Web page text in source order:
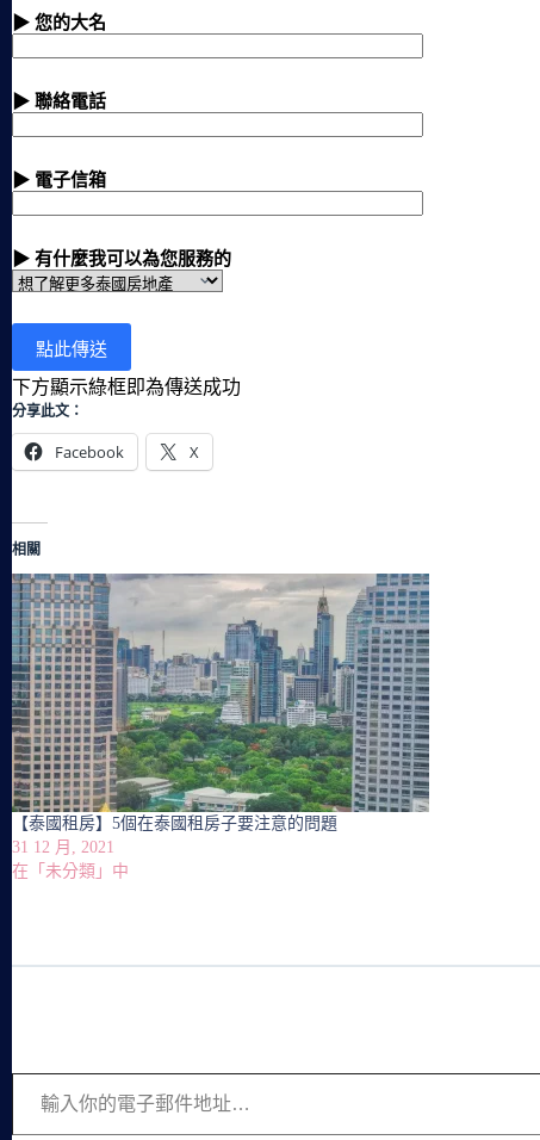
▶ 您的大名
▶ 聯絡電話
▶ 電子信箱
▶ 有什麼我可以為您服務的
下方顯示綠框即為傳送成功
分享此文：
Facebook X
相關
【泰國租房】5個在泰國租房子要注意的問題
31 12 月, 2021
在「未分類」中
輸入你的電子郵件地址…